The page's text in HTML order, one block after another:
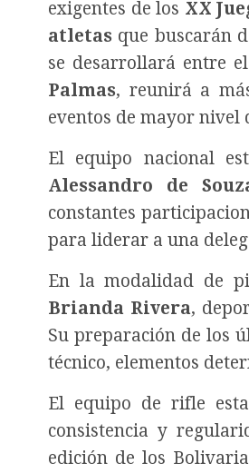
exigentes de los XX
atletas que buscarán
se desarrollará entre el
Palmas, reunirá a
eventos de mayor
El equipo nacional
Alessandro de
constantes
para liderar a una
En la modalidad de
Brianda Rivera,
Su preparación de los
técnico, elementos
El equipo de rifle
consistencia y
edición de los